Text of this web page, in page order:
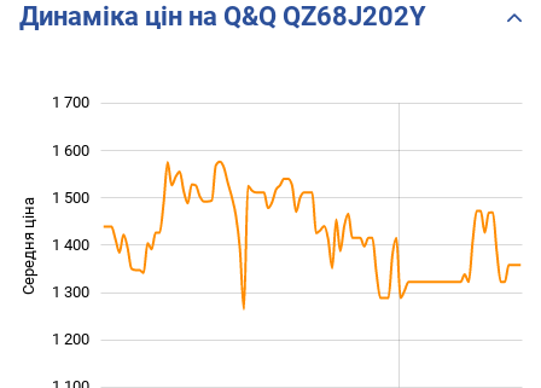
Динаміка цін на Q&Q QZ68J202Y
Середня ціна 1 100
1 200
1 300
1 400
1 500
1 600
1 700